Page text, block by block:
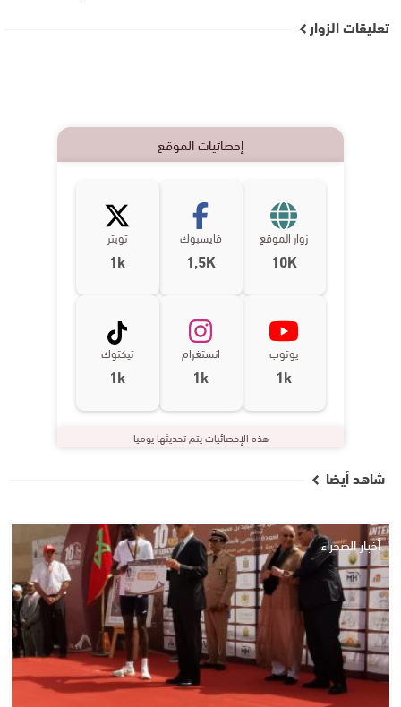
تعليقات الزوار
إحصائيات الموقع
زوار الموقع
10K
فايسبوك
1,5K
تويتر
1k
يوتوب
1k
انستغرام
1k
تيكتوك
1k
هذه الإحصائيات يتم تحديثها يوميا
شاهد أيضا
أخبار الصحراء